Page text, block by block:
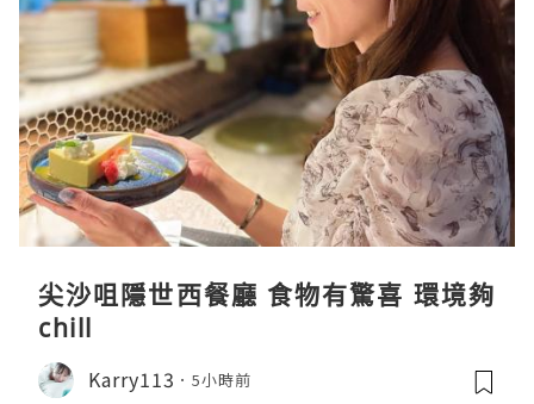
尖沙咀隱世西餐廳 食物有驚喜 環境夠
chill
Karry113 5小時前